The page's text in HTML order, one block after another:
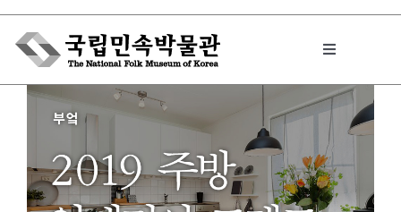
Skip
content
Toggle
박물관에서는
민속이야기